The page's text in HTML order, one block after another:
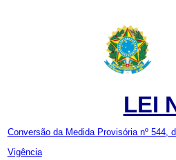
LEI
Conversão da Medida Provisória nº 544,
Vigência